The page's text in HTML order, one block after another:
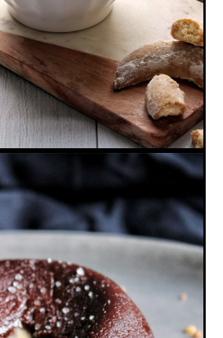
CŒUR COULANT
(VEGAN, SANS
GLUTEN)